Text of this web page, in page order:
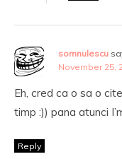
somnulescu
November 25,
Eh, cred ca o sa o
timp :)) pana atunci
Reply